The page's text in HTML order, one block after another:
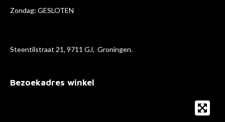
Zondag: GESLOTEN
Steentilstraat 21, 9711 GJ, Groningen.
Bezoekadres winkel